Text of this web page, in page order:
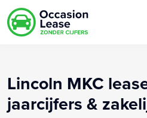
Lincoln MKC
jaarcijfers &